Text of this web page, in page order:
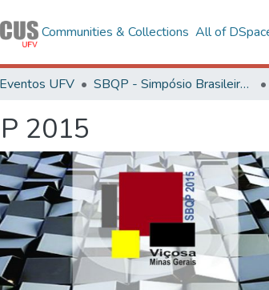
Communities & Collections All of
Eventos UFV SBQP - Simpósio Brasileiro de Qualidade do Projeto no Ambiente Construído
2015